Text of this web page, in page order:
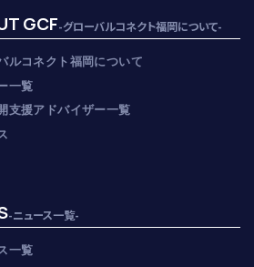
GCF-グローバルコネクト福岡について-
ルコネクト福岡について
一覧
支援アドバイザー一覧
-ニュース一覧-
一覧